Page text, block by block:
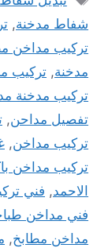
شفاط مدخنة,
تركيب مداخن
مدخنة, تركيب
تركيب مدخنة
تفصيل مداحن,
تركيب مداخن,
تركيب مداخن
الاحمد, فني
فني مداخن
مداخن مطابخ,